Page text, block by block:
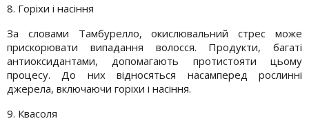
8. Горіхи і насіння
За словами Тамбурелло, окислювальний стрес може
прискорювати випадання волосся. Продукти, багаті
антиоксидантами, допомагають протистояти цьому
процесу. До них відносяться насамперед рослинні
джерела, включаючи горіхи і насіння.
9. Квасоля